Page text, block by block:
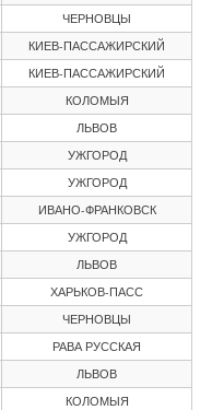
ЧЕРНОВЦЫ
КИЕВ-ПАССАЖИРСКИЙ
КИЕВ-ПАССАЖИРСКИЙ
КОЛОМЫЯ
ЛЬВОВ
УЖГОРОД
УЖГОРОД
ИВАНО-ФРАНКОВСК
УЖГОРОД
ЛЬВОВ
ХАРЬКОВ-ПАСС
ЧЕРНОВЦЫ
РАВА РУССКАЯ
ЛЬВОВ
КОЛОМЫЯ